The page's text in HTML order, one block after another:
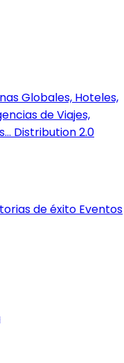
Globales, Hoteles,
de Viajes,
Distribution 2.0
de éxito Eventos